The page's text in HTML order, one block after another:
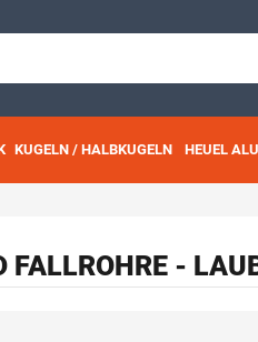
KUGELN / HALBKUGELN HEUEL
FALLROHRE -